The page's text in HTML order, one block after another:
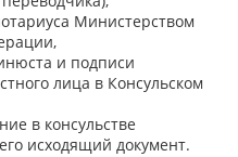
Министерством
,
и подписи
лица в Консульском
в консульстве
исходящий документ.